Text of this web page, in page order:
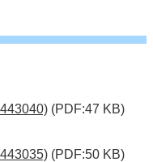
(PDF:47 KB)
(PDF:50 KB)